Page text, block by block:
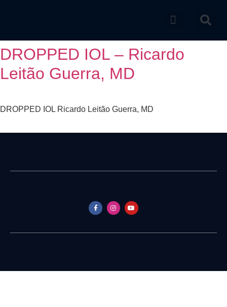
DROPPED IOL – Ricardo
Leitão Guerra, MD
DROPPED IOL Ricardo Leitão Guerra, MD